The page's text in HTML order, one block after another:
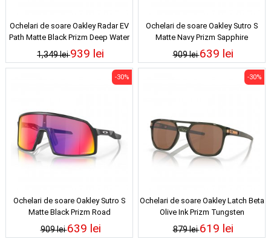
Ochelari de soare Oakley Radar EV
Path Matte Black Prizm Deep Water
Polarized
1,349 lei939 lei
Ochelari de soare Oakley Sutro S
Matte Navy Prizm Sapphire
909 lei639 lei
Ochelari de soare Oakley Sutro S
Matte Black Prizm Road
909 lei
-30%
639 lei
Ochelari de soare Oakley Latch Beta
Olive Ink Prizm Tungsten
879 lei
-30%
619 lei